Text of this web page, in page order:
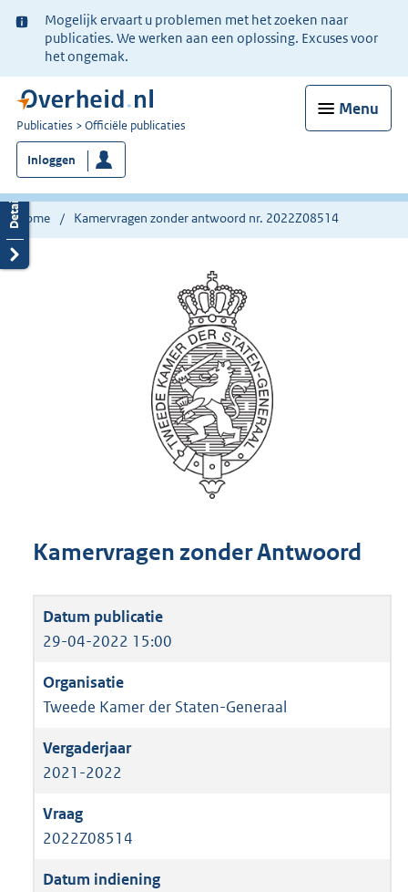
Ter
informatie:
Mogelijk ervaart u problemen met het zoeken naar
publicaties. We werken aan een oplossing. Excuses voor
het ongemak.
Menu
U
bent
nu
hier:
Publicaties Officiële publicaties
Inloggen
Home Kamervragen zonder antwoord nr. 2022Z08514
Kamervragen zonder Antwoord
29-04-2022 15:00
Tweede Kamer der Staten-Generaal
2021-2022
2022Z08514